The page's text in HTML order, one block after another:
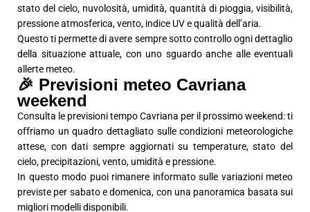
stato del cielo, nuvolosità, umidità, quantità di pioggia, visibilità,
pressione atmosferica, vento, indice UV e qualità dell’aria.
Questo ti permette di avere sempre sotto controllo ogni dettaglio
della situazione attuale, con uno sguardo anche alle eventuali
allerte meteo.
🎉 Previsioni meteo Cavriana
weekend
Consulta le previsioni tempo Cavriana per il prossimo weekend: ti
offriamo un quadro dettagliato sulle condizioni meteorologiche
attese, con dati sempre aggiornati su temperature, stato del
cielo, precipitazioni, vento, umidità e pressione.
In questo modo puoi rimanere informato sulle variazioni meteo
previste per sabato e domenica, con una panoramica basata sui
migliori modelli disponibili.